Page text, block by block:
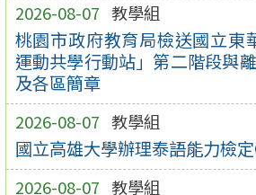
2026-08-07 教學組
桃園市政府教育局檢送國立東
運動共學行動站」第二階段與
及各區簡章
2026-08-07 教學組
國立高雄大學辦理泰語能力檢
2026-08-07 教學組